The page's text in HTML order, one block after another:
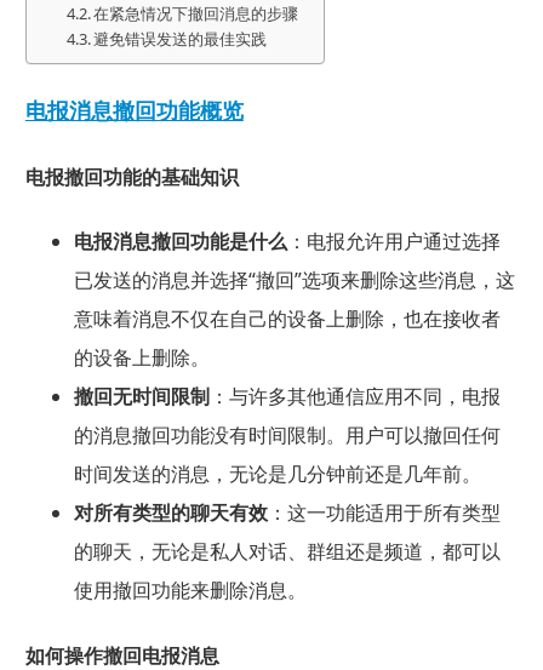
在紧急情况下撤回消息的步骤
避免错误发送的最佳实践
电报消息撤回功能概览
电报撤回功能的基础知识
电报消息撤回功能是什么：电报允许用户通过选择
已发送的消息并选择“撤回”选项来删除这些消息，这
意味着消息不仅在自己的设备上删除，也在接收者
的设备上删除。
撤回无时间限制：与许多其他通信应用不同，电报
的消息撤回功能没有时间限制。用户可以撤回任何
时间发送的消息，无论是几分钟前还是几年前。
对所有类型的聊天有效：这一功能适用于所有类型
的聊天，无论是私人对话、群组还是频道，都可以
使用撤回功能来删除消息。
如何操作撤回电报消息